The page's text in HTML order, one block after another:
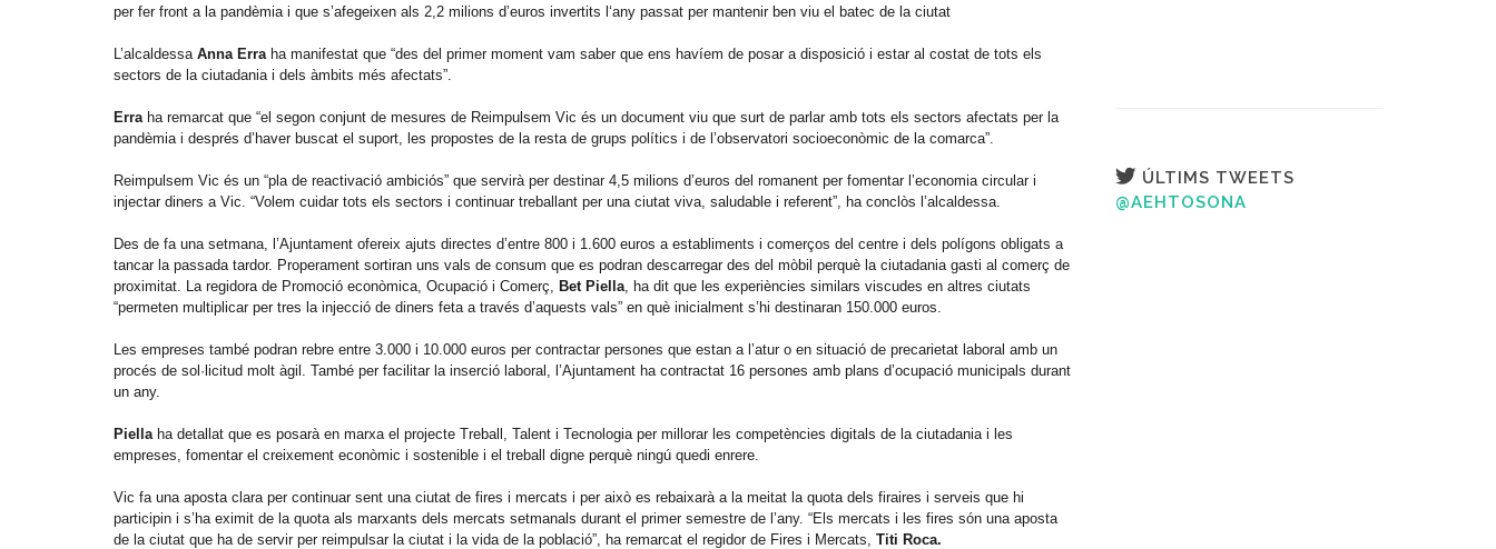
per fer front a la pandèmia i que s’afegeixen als 2,2 milions d’euros invertits l‘any passat per mantenir ben viu el batec de la ciutat
L’alcaldessa Anna Erraha manifestat que “des del primer moment vam saber que ens havíem de posar a disposició i estar al costat de tots els
sectors de la ciutadania i dels àmbits més afectats”.
Erraha remarcat que “el segon conjunt de mesures de Reimpulsem Vic és un document viu que surt de parlar amb tots els sectors afectats per la
pandèmia i després d’haver buscat el suport, les propostes de la resta de grups polítics i de l’observatori socioeconòmic de la comarca”.
Reimpulsem Vic és un “pla de reactivació ambiciós” que servirà per destinar 4,5 milions d’euros del romanent per fomentar l’economia circular i
injectar diners a Vic. “Volem cuidar tots els sectors i continuar treballant per una ciutat viva, saludable i referent”, ha conclòs l’alcaldessa.
Des de fa una setmana, l’Ajuntament ofereix ajuts directes d’entre 800 i 1.600 euros a establiments i comerços del centre i dels polígons obligats a
tancar la passada tardor. Properament sortiran uns vals de consum que es podran descarregar des del mòbil perquè la ciutadania gasti al comerç de
proximitat. La regidora de Promoció econòmica, Ocupació i Comerç, Bet Piella, ha dit que les experiències similars viscudes en altres ciutats
“permeten multiplicar per tres la injecció de diners feta a través d’aquests vals” en què inicialment s’hi destinaran 150.000 euros.
Les empreses també podran rebre entre 3.000 i 10.000 euros per contractar persones que estan a l’atur o en situació de precarietat laboral amb un
procés de sol·licitud molt àgil. També per facilitar la inserció laboral, l’Ajuntament ha contractat 16 persones amb plans d’ocupació municipals durant
un any.
Piellaha detallat que es posarà en marxa el projecte Treball, Talent i Tecnologia per millorar les competències digitals de la ciutadania i les
empreses, fomentar el creixement econòmic i sostenible i el treball digne perquè ningú quedi enrere.
Vic fa una aposta clara per continuar sent una ciutat de fires i mercats i per això es rebaixarà a la meitat la quota dels firaires i serveis que hi
participin i s’ha eximit de la quota als marxants dels mercats setmanals durant el primer semestre de l’any. “Els mercats i les fires són una aposta
de la ciutat que ha de servir per reimpulsar la ciutat i la vida de la població”, ha remarcat el regidor de Fires i Mercats, Titi Roca.
ÚLTIMS TWEETS
@AEHTOSONA